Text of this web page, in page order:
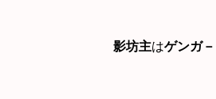
影坊主はゲンガ－